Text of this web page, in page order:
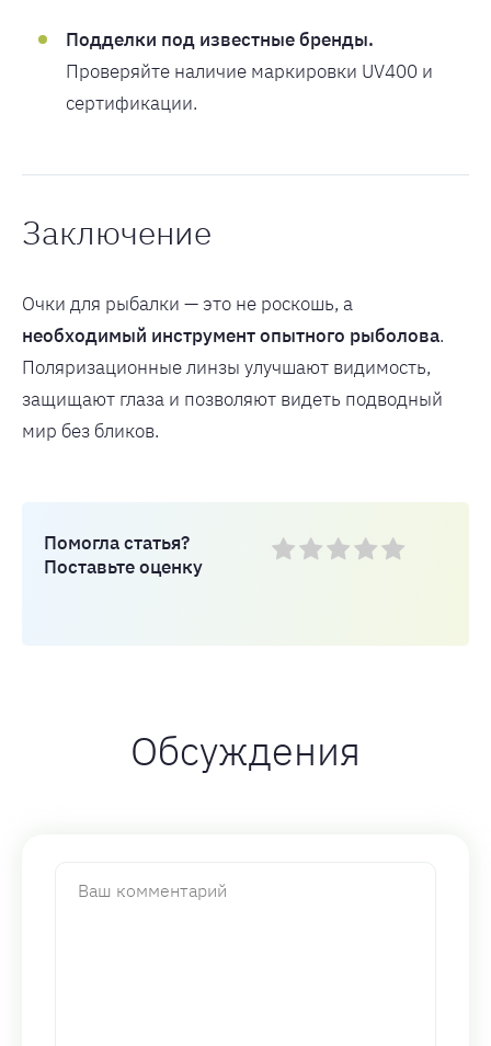
Подделки под известные бренды.
Проверяйте наличие маркировки UV400 и
сертификации.
Заключение
Очки для рыбалки — это не роскошь, а
необходимый инструмент опытного рыболова.
Поляризационные линзы улучшают видимость,
защищают глаза и позволяют видеть подводный
мир без бликов.
Помогла статья?
Поставьте оценку
Обсуждения